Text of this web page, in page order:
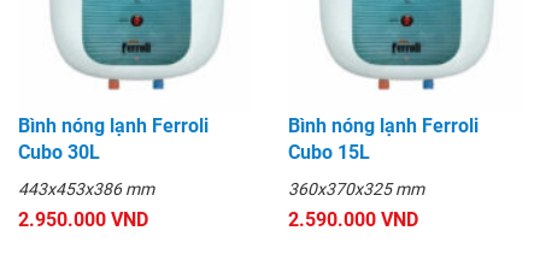
Bình nóng lạnh Ferroli
Cubo 30L
443x453x386 mm
2.950.000 VND
Bình nóng lạnh Ferroli
Cubo 15L
360x370x325 mm
2.590.000 VND